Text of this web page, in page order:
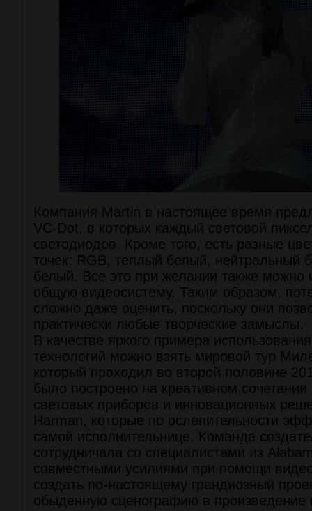
Компания Martin в настоящее время
VC-Dot, в которых каждый световой
светодиодов. Кроме того, есть разные
точек: RGB, теплый белый, нейтральный
белый. Все это при желании также можно
общую видеосистему. Таким образом,
сложно даже оценить, поскольку они
практически любые творческие замыслы.
В качестве яркого примера
технологий можно взять мировой тур
который проходил во второй половине
было построено на креативном
световых приборов и инновационных
Harman, которые по ослепительности
самой исполнительнице. Команда
сотрудничала со специалистами из
совместными усилиями при помощи
создать по-настоящему грандиозный
обыденную сценографию в произведение